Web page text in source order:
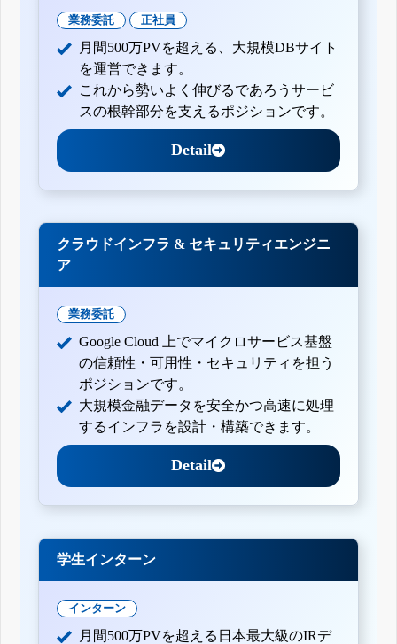
業務委託 正社員
月間500万PVを超える、大規模DBサイト
を運営できます。
これから勢いよく伸びるであろうサービ
スの根幹部分を支えるポジションです。
Detail
クラウドインフラ & セキュリティエンジニ
ア
業務委託
Google Cloud 上でマイクロサービス基盤
の信頼性・可用性・セキュリティを担う
ポジションです。
大規模金融データを安全かつ高速に処理
するインフラを設計・構築できます。
Detail
学生インターン
インターン
月間500万PVを超える日本最大級のIRデ